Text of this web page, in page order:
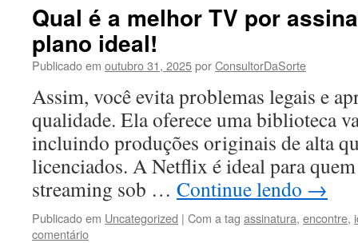
Qual é a melhor TV por
plano ideal!
Publicado em outubro 31, 2025porConsultorDaSorte
Assim, você evita problemas legais e
qualidade. Ela oferece uma biblioteca
incluindo produções originais de alta
licenciados. A Netflix é ideal para
streaming sob … Continue lendo →
Publicado em Uncategorized | Com a tag assinatura, encontre,
comentário